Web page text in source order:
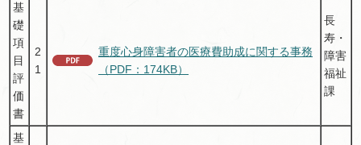
基
礎
項
目
評
価
書
2
1
重度心身障害者の医療費助成に関する事務
（PDF：174KB）
長
寿・
障害
福祉
課
基